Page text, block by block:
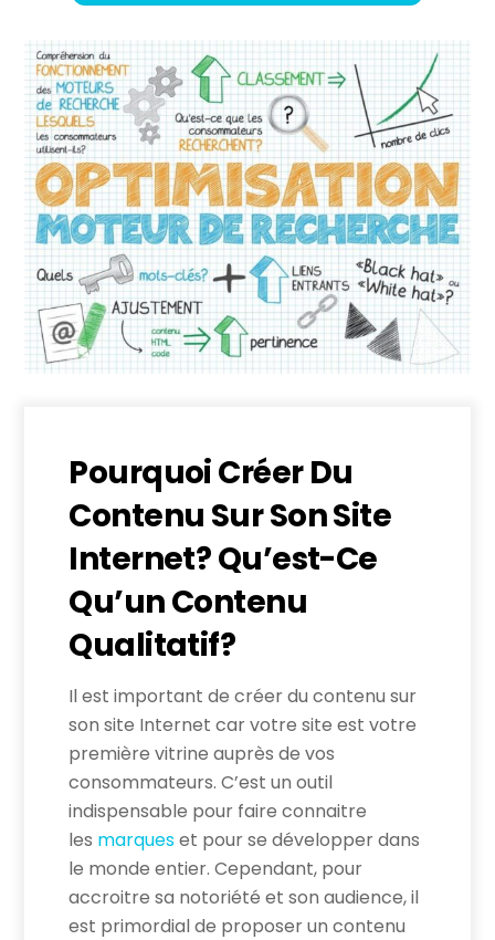
Pourquoi Créer Du
Contenu Sur Son Site
Internet? Qu’est-Ce
Qu’un Contenu
Qualitatif?
Il est important de créer du contenu sur
son site Internet car votre site est votre
première vitrine auprès de vos
consommateurs. C’est un outil
indispensable pour faire connaitre
les marqueset pour se développer dans
le monde entier. Cependant, pour
accroitre sa notoriété et son audience, il
est primordial de proposer un contenu